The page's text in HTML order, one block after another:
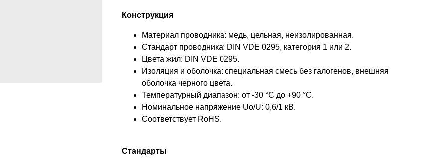
Конструкция
Материал проводника: медь, цельная, неизолированная.
Стандарт проводника: DIN VDE 0295, категория 1 или 2.
Цвета жил: DIN VDE 0295.
Изоляция и оболочка: специальная смесь без галогенов, внешняя
оболочка черного цвета.
Температурный диапазон: от -30 °C до +90 °C.
Номинальное напряжение Uo/U: 0,6/1 кВ.
Соответствует RoHS.
Стандарты